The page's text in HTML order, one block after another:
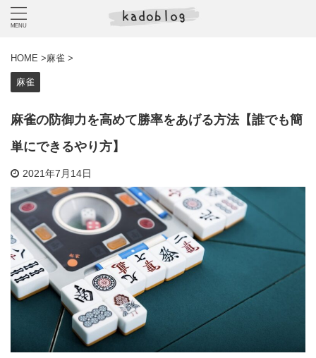
HOME >麻雀 >
麻雀
麻雀の防御力を高めて勝率をあげる方法【誰でも簡
単にできるやり方】
2021年7月14日